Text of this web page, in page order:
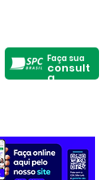
Faça sua
consult
a